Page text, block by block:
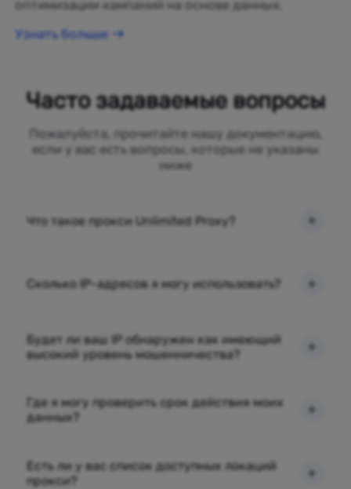
оптимизации кампаний на основе данных.
Узнать больше
Часто задаваемые вопросы
Пожалуйста, прочитайте нашу документацию,
если у вас есть вопросы, которые не указаны
ниже
Что такое прокси Unlimited Proxy?
Сколько IP-адресов я могу использовать?
Будет ли ваш IP обнаружен как имеющий
высокий уровень мошенничества?
Где я могу проверить срок действия моих
данных?
Есть ли у вас список доступных локаций
прокси?